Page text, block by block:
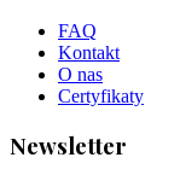
FAQ
Kontakt
O nas
Certyfikaty
Newsletter